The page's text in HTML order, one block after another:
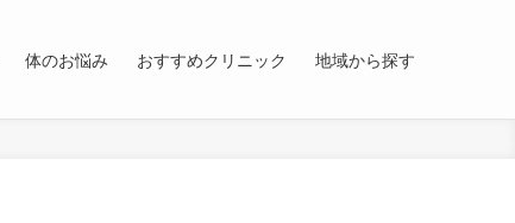
体のお悩み おすすめクリニック 地域から探す